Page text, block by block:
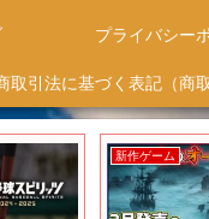
新作ゲーム